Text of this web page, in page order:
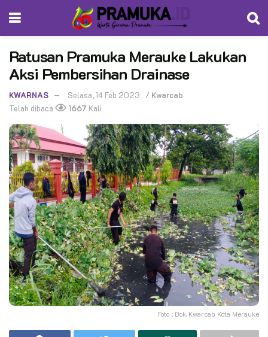
Ratusan Pramuka Merauke Lakukan
Aksi Pembersihan Drainase
KWARNAS Selasa, 14 Feb 2023 / Kwarcab
Telah dibaca
1667 Kali
Foto : Dok. Kwarcab Kota Merauke